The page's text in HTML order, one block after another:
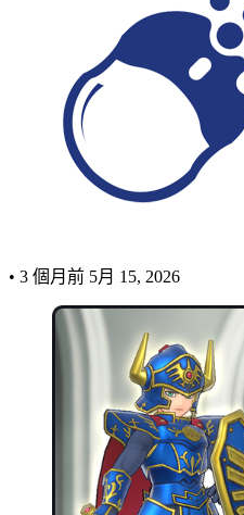
• 3 個月前 5月 15, 2026